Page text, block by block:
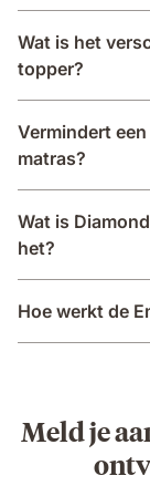
Wat is het
topper?
Vermindert een
matras?
Wat is
het?
Hoe werkt de
Meld je